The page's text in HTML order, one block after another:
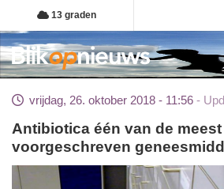
Overslaan
en
naar
de
gaan
13 graden
vrijdag, 26. oktober 2018 - 11:56
Antibiotica één van de meest
voorgeschreven